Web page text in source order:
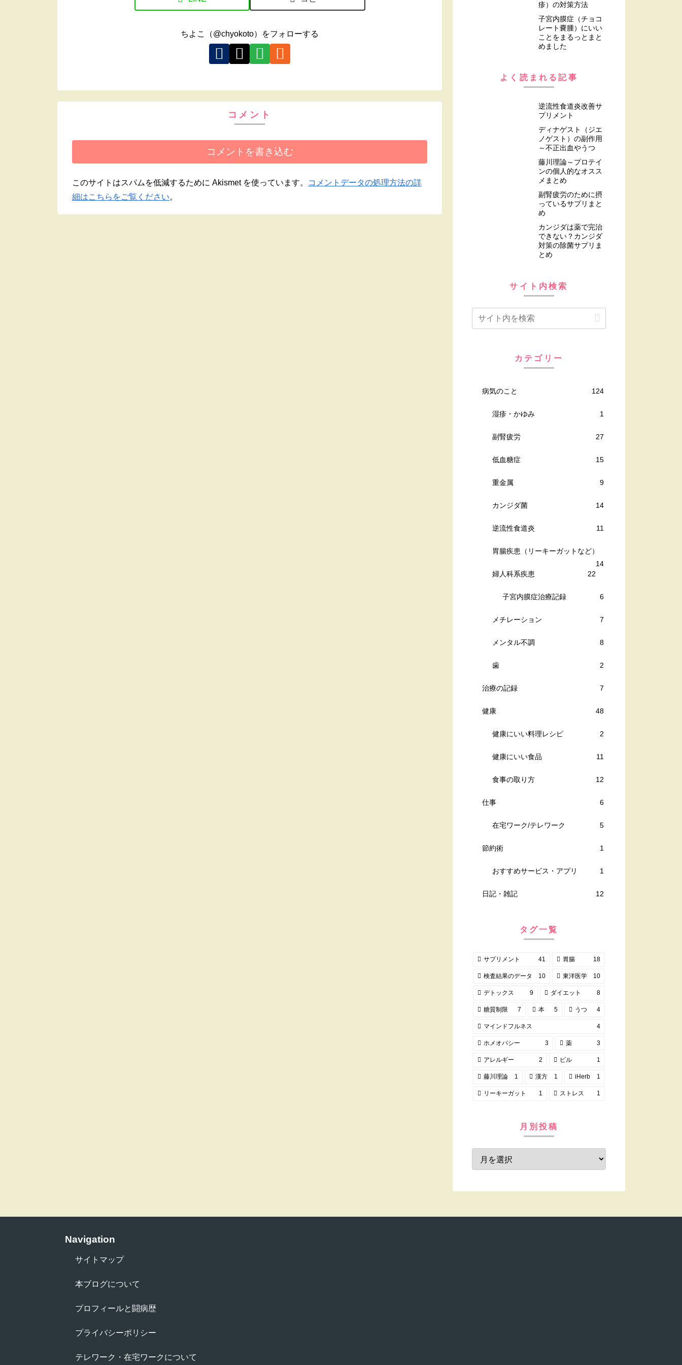
ちよこ（@chyokoto）をフォローする
コメント
コメントを書き込む
このサイトはスパムを低減するために Akismet を使っています。
コメントデータの処理方法の詳
細はこちらをご覧ください。
疹）の対策方法
子宮内膜症（チョコ
レート嚢腫）にいい
ことをまるっとまと
めました
よく読まれる記事
逆流性食道炎改善サ
プリメント
ディナゲスト（ジエ
ノゲスト）の副作用
～不正出血やうつ
藤川理論～プロテイ
ンの個人的なオスス
メまとめ
副腎疲労のために摂
っているサプリまと
め
カンジダは薬で完治
できない？カンジダ
対策の除菌サプリま
とめ
サイト内検索
カテゴリー
病気のこと 124
湿疹・かゆみ 1
副腎疲労 27
低血糖症 15
重金属 9
カンジダ菌 14
逆流性食道炎 11
胃腸疾患（リーキーガットなど）
14
婦人科系疾患
22
子宮内膜症治療記録 6
メチレーション 7
メンタル不調 8
歯 2
治療の記録 7
健康 48
健康にいい料理レシピ 2
健康にいい食品 11
食事の取り方 12
仕事 6
在宅ワーク/テレワーク 5
節約術 1
おすすめサービス・アプリ 1
日記・雑記 12
タグ一覧
サプリメント 41 胃腸 18
検査結果のデータ 10 東洋医学 10
デトックス 9 ダイエット 8
糖質制限 7 本 5 うつ 4
マインドフルネス 4
ホメオパシー 3 薬 3
アレルギー 2 ピル 1
藤川理論 1 漢方 1 iHerb 1
リーキーガット 1 ストレス 1
月別投稿
Navigation
サイトマップ
本ブログについて
プロフィールと闘病歴
プライバシーポリシー
テレワーク・在宅ワークについて